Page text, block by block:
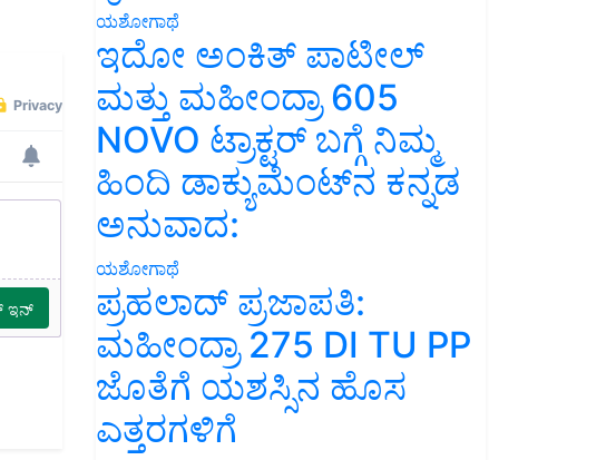
ಯಶೋಗಾಥೆ
ಇದೋ ಅಂಕಿತ್ ಪಾಟೀಲ್
ಮತ್ತು ಮಹೀಂದ್ರಾ 605
NOVO ಟ್ರಾಕ್ಟರ್ ಬಗ್ಗೆ ನಿಮ್ಮ
ಹಿಂದಿ ಡಾಕ್ಯುಮೆಂಟ್‌ನ ಕನ್ನಡ
ಅನುವಾದ:
ಯಶೋಗಾಥೆ
ಪ್ರಹಲಾದ್ ಪ್ರಜಾಪತಿ:
ಮಹೀಂದ್ರಾ 275 DI TU PP
ಜೊತೆಗೆ ಯಶಸ್ಸಿನ ಹೊಸ
ಎತ್ತರಗಳಿಗೆ